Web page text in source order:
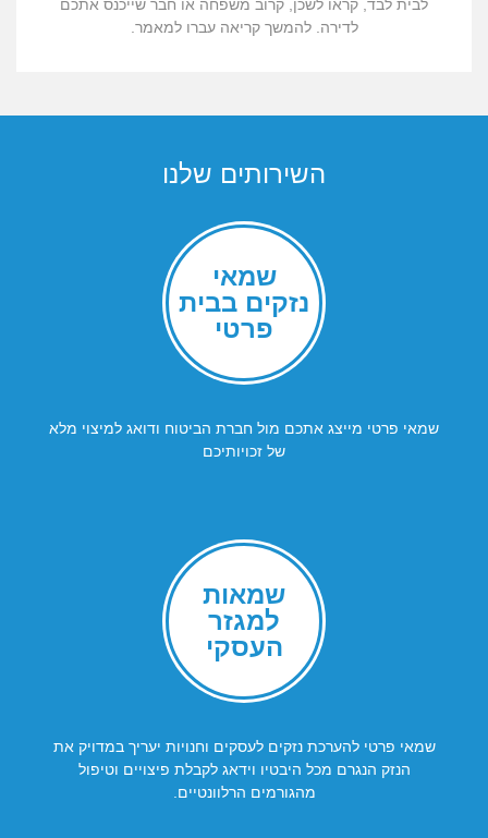
לבית לבד, קראו לשכן, קרוב משפחה או חבר שייכנס אתכם
לדירה. להמשך קריאה עברו למאמר.
השירותים שלנו
שמאי
נזקים בבית
פרטי
שמאי פרטי מייצג אתכם מול חברת הביטוח ודואג למיצוי מלא
של זכויותיכם
שמאות
למגזר
העסקי
שמאי פרטי להערכת נזקים לעסקים וחנויות יעריך במדויק את
הנזק הנגרם מכל היבטיו וידאג לקבלת פיצויים וטיפול
מהגורמים הרלוונטיים.